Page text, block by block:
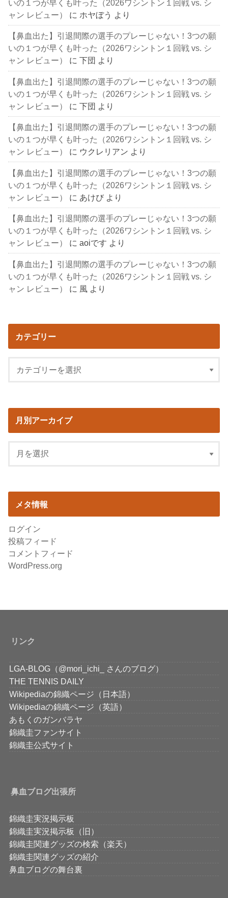
いの１つが早くも叶った（2026ワシントン１回戦 vs. シ
ャン レビュー）
に ホヤぼう より
【鼻血出た】引退間際の選手のプレーじゃない！3つの願
いの１つが早くも叶った（2026ワシントン１回戦 vs. シ
ャン レビュー）
に下団 より
【鼻血出た】引退間際の選手のプレーじゃない！3つの願
いの１つが早くも叶った（2026ワシントン１回戦 vs. シ
ャン レビュー）
に下団 より
【鼻血出た】引退間際の選手のプレーじゃない！3つの願
いの１つが早くも叶った（2026ワシントン１回戦 vs. シ
ャン レビュー）
に ウクレリアン より
【鼻血出た】引退間際の選手のプレーじゃない！3つの願
いの１つが早くも叶った（2026ワシントン１回戦 vs. シ
ャン レビュー）
に あけび より
【鼻血出た】引退間際の選手のプレーじゃない！3つの願
いの１つが早くも叶った（2026ワシントン１回戦 vs. シ
ャン レビュー）
にaoiです より
【鼻血出た】引退間際の選手のプレーじゃない！3つの願
いの１つが早くも叶った（2026ワシントン１回戦 vs. シ
ャン レビュー）
に 風 より
カテゴリー
月別アーカイブ
メタ情報
ログイン
投稿フィード
コメントフィード
WordPress.org
リンク
LGA-BLOG（@mori_ichi_ さんのブログ）
THE TENNIS DAILY
Wikipediaの錦織ページ（日本語）
Wikipediaの錦織ページ（英語）
あもくのガンバラヤ
錦織圭ファンサイト
錦織圭公式サイト
鼻血ブログ出張所
錦織圭実況掲示板
錦織圭実況掲示板（旧）
錦織圭関連グッズの検索（楽天）
錦織圭関連グッズの紹介
鼻血ブログの舞台裏